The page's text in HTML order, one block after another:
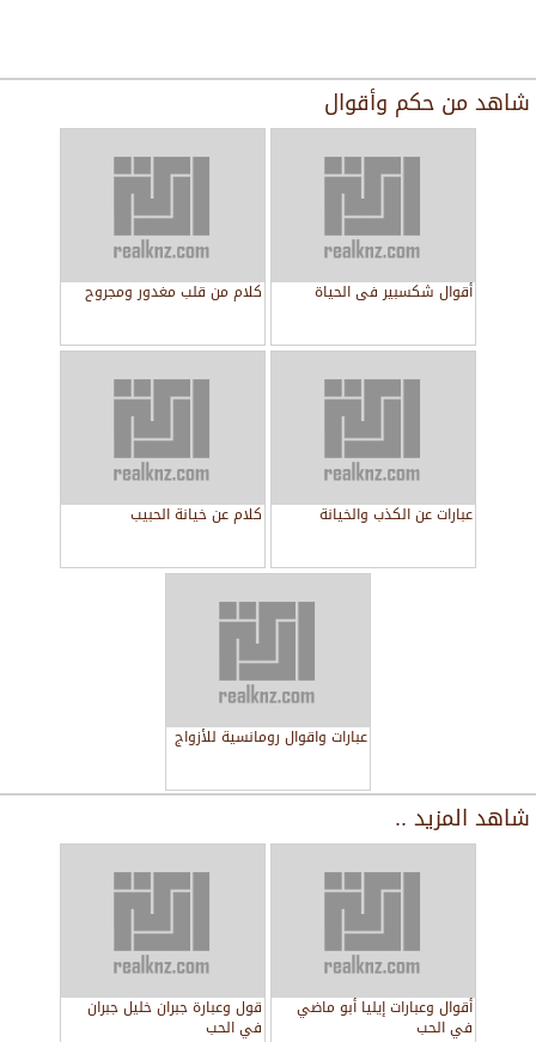
شاهد من حكم وأقوال
أقوال شكسبير فى الحياة كلام من قلب مغدور ومجروح
عبارات عن الكذب والخيانة كلام عن خيانة الحبيب
عبارات واقوال رومانسية للأزواج
شاهد المزيد ..
أقوال وعبارات إيليا أبو ماضي
في الحب
قول وعبارة جبران خليل جبران
في الحب